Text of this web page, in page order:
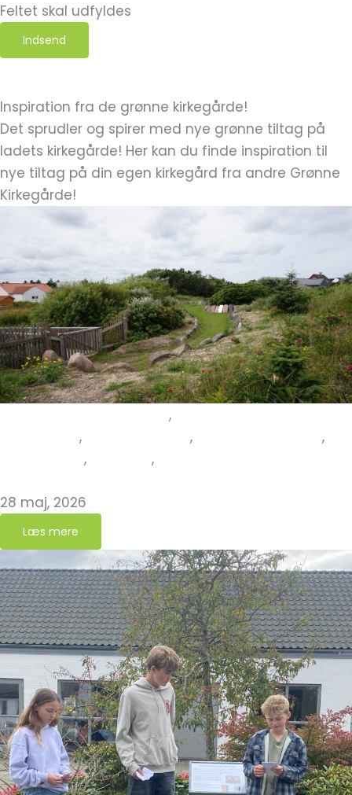
Feltet skal udfyldes
Indsend
Inspiration fra de grønne kirkegårde!
Det sprudler og spirer med nye grønne tiltag på
ladets kirkegårde! Her kan du finde inspiration til
nye tiltag på din egen kirkegård fra andre Grønne
Kirkegårde!
,
, ,
,
, ,
28 maj, 2026
Læs mere